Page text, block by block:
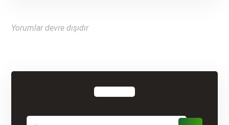
Yorumlar devre dışıdır